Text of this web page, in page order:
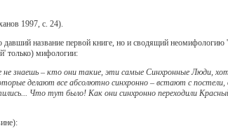
1997, с. 24).
название первой книге, но и сводящий неомифологию
только) мифологии:
знаешь – кто они такие, эти самые Синхронные Люди,
делают все абсолютно синхронно – встают с постели,
Что тут было! Как они синхронно переходили